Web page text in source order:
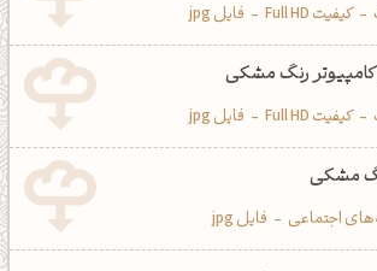
- کیفیت Full HD - فایل jpg
کامپیوتر رنگ مشکی
- کیفیت Full HD - فایل jpg
مشکی
اجتماعی - فایل jpg